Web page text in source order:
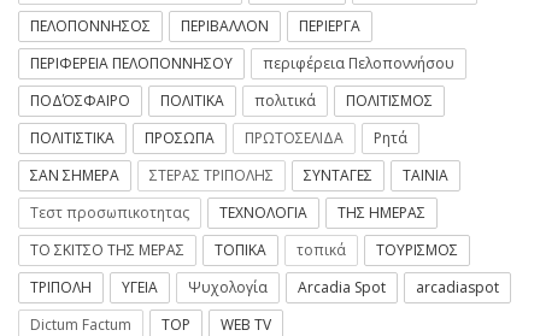
ΠΕΛΟΠΟΝΝΗΣΟΣ
ΠΕΡΙΒΑΛΛΟΝ
ΠΕΡΙΕΡΓΑ
ΠΕΡΙΦΕΡΕΙΑ ΠΕΛΟΠΟΝΝΗΣΟΥ
περιφέρεια Πελοποννήσου
ΠΟΔΌΣΦΑΙΡΟ
ΠΟΛΙΤΙΚΑ πολιτικά
ΠΟΛΙΤΙΣΜΟΣ
ΠΟΛΙΤΙΣΤΙΚΑ
ΠΡΟΣΩΠΑ ΠΡΩΤΟΣΕΛΙΔΑ
Ρητά
ΣΑΝ ΣΗΜΕΡΑ
ΣΤΕΡΑΣ ΤΡΙΠΟΛΗΣ ΣΥΝΤΑΓΕΣ
ΤΑΙΝΙΑ
Τεστ προσωπικοτητας
ΤΕΧΝΟΛΟΓΙΑ
ΤΗΣ ΗΜΕΡΑΣ
ΤΟ ΣΚΙΤΣΟ ΤΗΣ ΜΕΡΑΣ
ΤΟΠΙΚΑ τοπικά
ΤΟΥΡΙΣΜΟΣ
ΤΡΙΠΟΛΗ
ΥΓΕΙΑ Ψυχολογία Arcadia Spot
arcadiaspot
Dictum Factum
TOP WEB TV